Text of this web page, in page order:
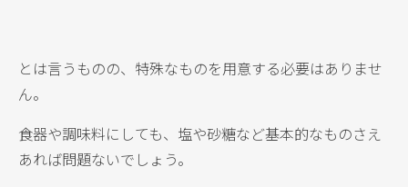
とは言うものの、特殊なものを用意する必要はありませ
ん。
食器や調味料にしても、塩や砂糖など基本的なものさえ
あれば問題ないでしょう。